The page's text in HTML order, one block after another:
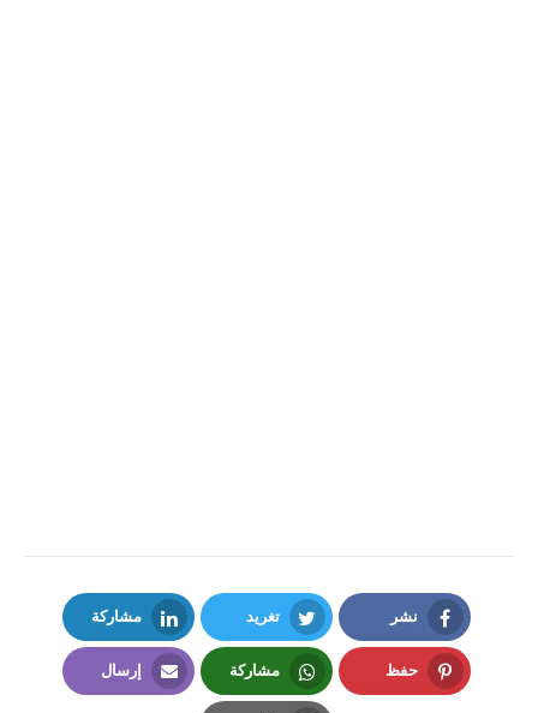
نشر
Facebook
تغريد
Twitter
مشاركة
LinkedIn
حفظ مشاركة
Whatsapp
إرسال